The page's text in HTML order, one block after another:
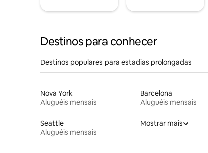
Destinos para conhecer
Destinos populares para estadias prolongadas
Nova York
Aluguéis mensais
Barcelona
Aluguéis mensais
Seattle
Aluguéis mensais
Mostrar mais